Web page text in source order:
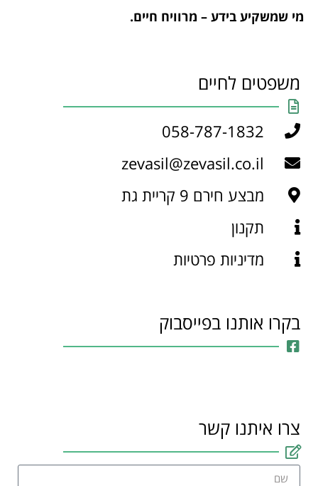
מי שמשקיע בידע – מרוויח חיים.
משפטים לחיים
058-787-1832
zevasil@zevasil.co.il
מבצע חירם 9 קריית גת
תקנון
מדיניות פרטיות
בקרו אותנו בפייסבוק
צרו איתנו קשר